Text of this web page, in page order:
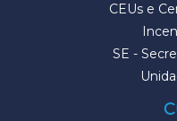
CEUs e
SE -